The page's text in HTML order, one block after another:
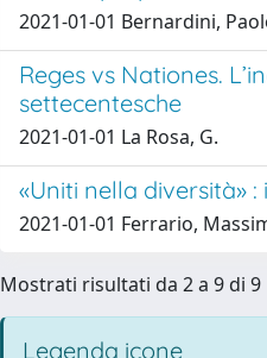
2021-01-01 Bernardini,
Reges vs Nationes.
settecentesche
2021-01-01 La Rosa, G.
«Uniti nella diversità»
2021-01-01 Ferrario,
Mostrati risultati da 2 a 9 di 9
Legenda icone